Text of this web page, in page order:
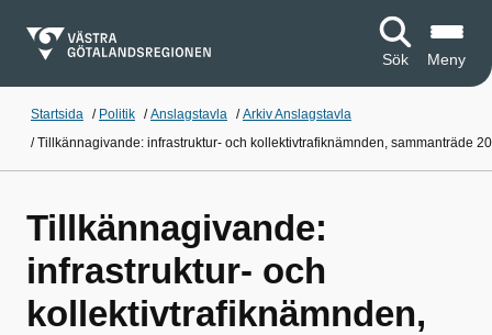
Sök Meny
Startsida / Politik /Anslagstavla /Arkiv Anslagstavla
/Tillkännagivande: infrastruktur- och kollektivtrafiknämnden, sammanträde
Tillkännagivande:
infrastruktur- och
kollektivtrafiknämnden,